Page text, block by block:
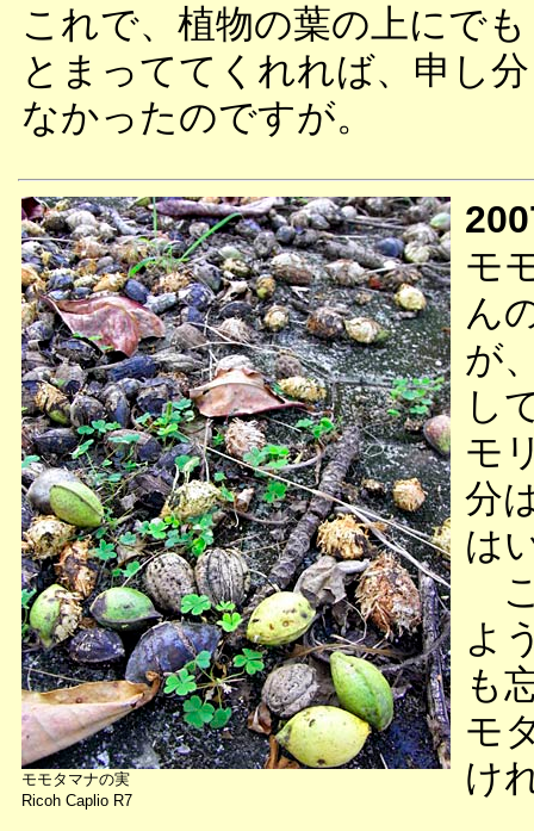
これで、植物の葉の上にでも
とまっててくれれば、申し分
なかったのですが。
モモタマナの実
Ricoh Caplio R7
モ
ん
が
し
モ
分
は
こ
よ
も
モ
け